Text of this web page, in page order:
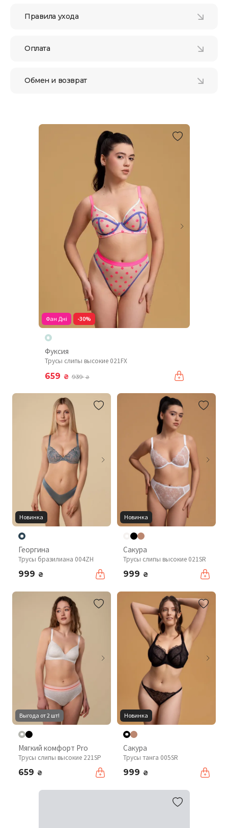
Правила ухода
Оплата
Обмен и возврат
Фан Дні -30%
Фуксия
Трусы слипы высокие 021FX
659 ₴ 939₴
Новинка
Георгина
Трусы бразилиана 004ZH
999 ₴
Новинка
Сакура
Трусы слипы высокие 021SR
999 ₴
Выгода от 2 шт!
Мягкий комфорт Pro
Трусы слипы высокие 221SP
659 ₴
Новинка
Сакура
Трусы танга 005SR
999 ₴